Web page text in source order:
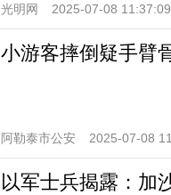
光明网 2025-07-08 11:37:09
小游客摔倒疑手臂
阿勒泰市公安 2025-07-08
以军士兵揭露：加